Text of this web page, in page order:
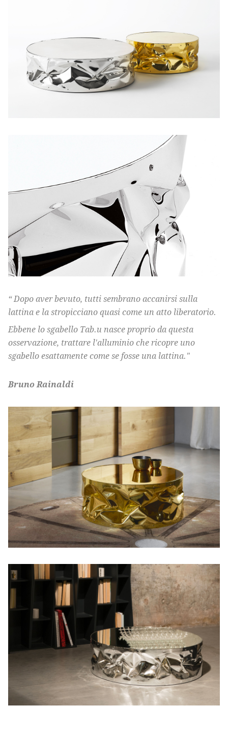
“ Dopo aver bevuto, tutti sembrano accanirsi sulla
lattina e la stropicciano quasi come un atto liberatorio.
Ebbene lo sgabello Tab.u nasce proprio da questa
osservazione, trattare l'alluminio che ricopre uno
sgabello esattamente come se fosse una lattina."
Bruno Rainaldi